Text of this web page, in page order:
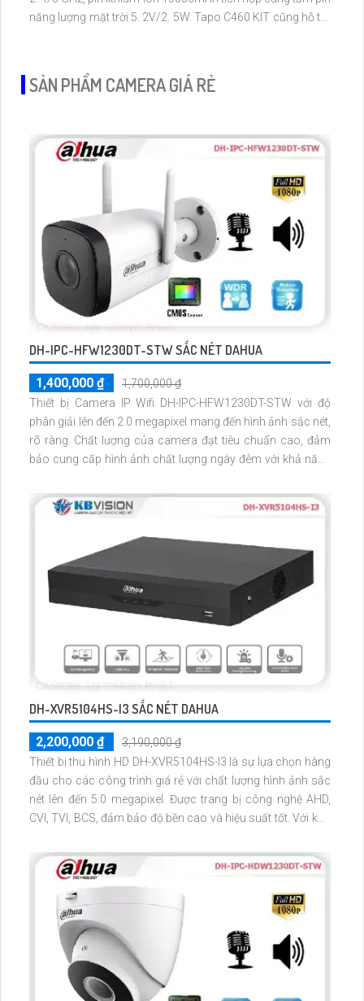
năng lượng mặt trời 5. 2V/2. 5W. Tapo C460 KIT cũng hỗ trợ
SẢN PHẨM CAMERA GIÁ RẺ
DH-IPC-HFW1230DT-STW SẮC NÉT DAHUA
1,400,000 ₫
1,700,000 ₫
Thiết bị Camera IP Wifi DH-IPC-HFW1230DT-STW với độ
phân giải lên đến 2.0 megapixel mang đến hình ảnh sắc nét,
rõ ràng. Chất lượng của camera đạt tiêu chuẩn cao, đảm
bảo cung cấp hình ảnh chất lượng ngày đêm với khả năng
tiến, thiết bị không gây giảm chất lượng hình ảnh
DH-XVR5104HS-I3 SẮC NÉT DAHUA
2,200,000 ₫
3,190,000 ₫
Thiết bị thu hình HD DH-XVR5104HS-I3 là sự lựa chọn hàng
đầu cho các công trình giá rẻ với chất lượng hình ảnh sắc
nét lên đến 5.0 megapixel. Được trang bị công nghệ AHD,
CVI, TVI, BCS, đảm bảo độ bền cao và hiệu suất tốt. Với khả
nhỏ, thiết bị này cung cấp một giải pháp an ninh hiệu quả